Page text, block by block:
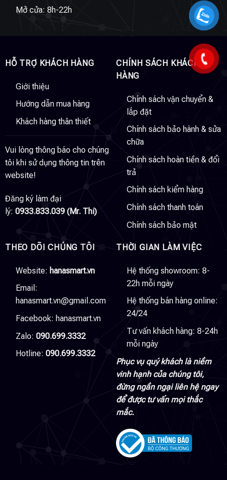
Mở cửa: 8h-22h
HỖ TRỢ KHÁCH HÀNG
Giới thiệu
Hướng dẫn mua hàng
Khách hàng thân thiết
Vui lòng thông báo cho chúng
tôi khi sử dụng thông tin trên
website!
Đăng ký làm đại
lý: 0933.833.039 (Mr. Thi)
CHÍNH SÁCH KHÁCH
HÀNG
Chính sách vận chuyển &
lắp đặt
Chính sách bảo hành & sửa
chữa
Chính sách hoàn tiền & đổi
trả
Chính sách kiểm hàng
Chính sách thanh toán
Chính sách bảo mật
THEO DÕI CHÚNG TÔI
Website: hanasmart.vn
Email:
hanasmart.vn@gmail.com
Facebook: hanasmart.vn
Zalo: 090.699.3332
Hotline: 090.699.3332
THỜI GIAN LÀM VIỆC
Hệ thống showroom: 8-
22h mỗi ngày
Hệ thống bán hàng online:
24/24
Tư vấn khách hàng: 8-24h
mỗi ngày
Phục vụ quý khách là niềm
vinh hạnh của chúng tôi,
đừng ngần ngại liên hệ ngay
để được tư vấn mọi thắc
mắc.